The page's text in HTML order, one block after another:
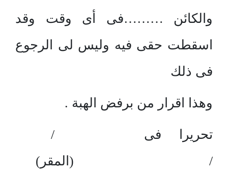
والكائن ………فى أى وقت وقد
اسقطت حقى فيه وليس لى الرجوع
فى ذلك
وهذا اقرار من برفض الهبة .
تحريرا فى /
/ (المقر)